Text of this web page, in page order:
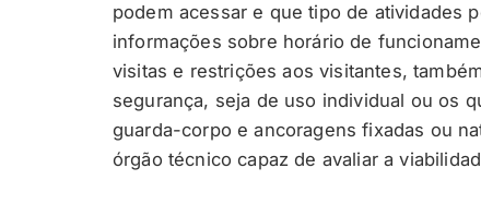
podem acessar e que tipo de atividades
informações sobre horário de
visitas e restrições aos visitantes,
segurança, seja de uso individual ou os
guarda-corpo e ancoragens fixadas ou
órgão técnico capaz de avaliar a